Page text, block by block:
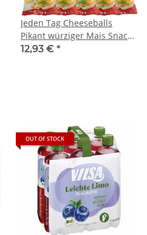
Jeden Tag Cheeseballs
Pikant würziger Mais Snack
mit Käsegeschmack 10er
12,93 € *
OUT OF STOCK